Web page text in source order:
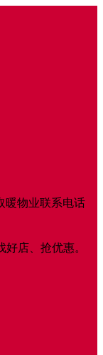
暖物业联系电话
店、抢优惠。